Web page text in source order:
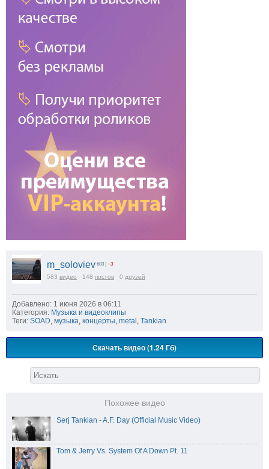
m_soloviev 683 −3
583 видео 148 постов 0 друзей
Добавлено: 1 июня 2026 в 06:11
Категория: Музыка и видеоклипы
Теги: SOAD, музыка, концерты, metal , Tankian
Скачать видео (1.24 Гб)
Похожее видео
Serj Tankian - A.F. Day (Official Music Video)
Tom & Jerry Vs. System Of A Down Pt. 11